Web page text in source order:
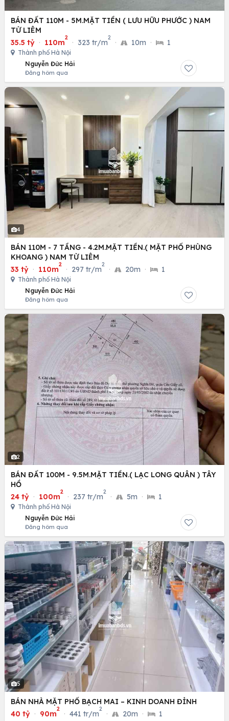
BÁN ĐẤT 110M - 5M.MẶT TIỀN ( LƯU HỮU PHƯỚC ) NAM
TỪ LIÊM
35.5 tỷ · 110m
2
· 323 tr/m
2
· 10m · 1
Thành phố Hà Nội
Nguyễn Đức Hải
Đăng hôm qua
4
BÁN 110M - 7 TẦNG - 4.2M.MẶT TIỀN.( MẶT PHỐ PHÙNG
KHOANG ) NAM TỪ LIÊM
33 tỷ · 110m
2
· 297 tr/m
2
· 20m · 1
Thành phố Hà Nội
Nguyễn Đức Hải
Đăng hôm qua
2
BÁN ĐẤT 100M - 9.5M.MẶT TIỀN.( LẠC LONG QUÂN ) TÂY
HỒ
24 tỷ · 100m
2
· 237 tr/m
2
· 5m · 1
Thành phố Hà Nội
Nguyễn Đức Hải
Đăng hôm qua
5
BÁN NHÀ MẶT PHỐ BẠCH MAI – KINH DOANH ĐỈNH
40 tỷ · 90m
2
· 441 tr/m
2
· 20m · 1